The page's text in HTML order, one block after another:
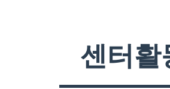
센터활